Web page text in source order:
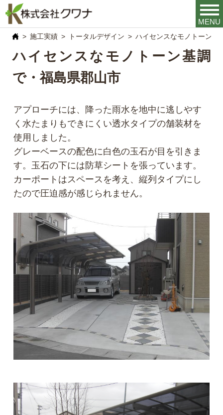
MENU
施工実績 トータルデザイン ハイセンスなモノトーン基
ハイセンスなモノトーン基調
で・福島県郡山市
アプローチには、降った雨水を地中に逃しやす
く水たまりもできにくい透水タイプの舗装材を
使用しました。
グレーベースの配色に白色の玉石が目を引きま
す。玉石の下には防草シートを張っています。
カーポートはスペースを考え、縦列タイプにし
たので圧迫感が感じられません。